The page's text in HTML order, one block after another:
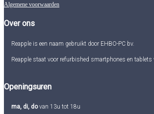
Algemene voorwaarden
Over ons
Reapple is een naam gebruikt door EHBO-PC bv.
Reapple staat voor refurbished smartphones en tablets
Openingsuren
ma, di, dovan 13u tot 18u